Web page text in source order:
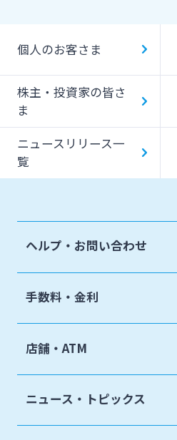
個人のお客さま
株主・投資家の皆さ
ま
ニュースリリース一
覧
ヘルプ・お問い合わせ
手数料・金利
店舗・ATM
ニュース・トピックス